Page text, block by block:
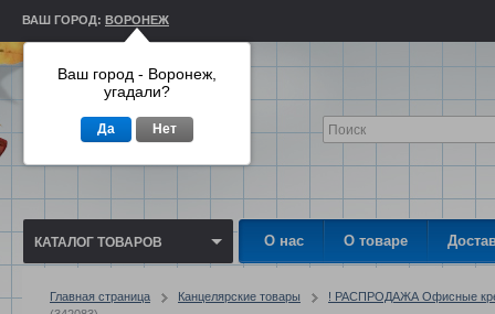
ВАШ ГОРОД: ВОРОНЕЖ
КАТАЛОГ ТОВАРОВ О нас О товаре
Главная страница Канцелярские товары
! РАСПРОДАЖА Офисные
Ваш город - Воронеж,
угадали?
Да Нет